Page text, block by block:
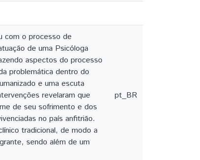
com o processo de
de uma Psicóloga
aspectos do processo
problemática dentro do
e uma escuta
revelaram que
de seu sofrimento e dos
no país anfitrião.
tradicional, de modo a
sendo além de um
pt_BR